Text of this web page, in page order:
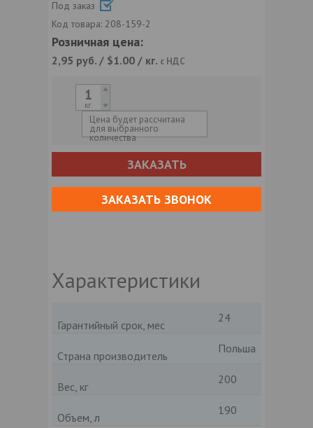
Под заказ
Код товара: 208-159-2
Розничная цена:
2,95 руб. / $1.00 / кг. с НДС
кг.
Цена будет рассчитана
для выбранного
количества
ЗАКАЗАТЬ
ЗАКАЗАТЬ ЗВОНОК
Характеристики
Гарантийный срок, мес
24
Страна производитель
Польша
Вес, кг
200
Объем, л
190